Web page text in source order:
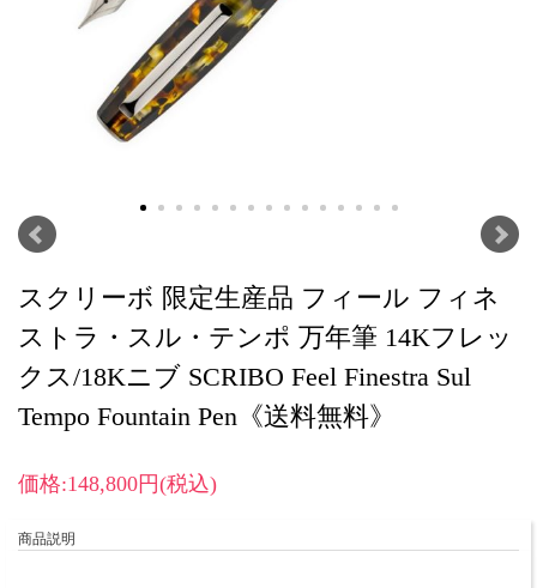
スクリーボ 限定生産品 フィール フィネ
ストラ・スル・テンポ 万年筆 14Kフレッ
クス/18Kニブ SCRIBO Feel Finestra Sul
Tempo Fountain Pen《送料無料》
価格:148,800円(税込)
商品説明